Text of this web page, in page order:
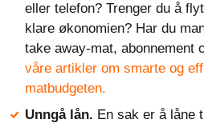
eller telefon? Trenger du å
klare økonomien? Har du
take away-mat, abonnement
våre artikler om smarte og
matbudgeten.
Unngå lån. En sak er å låne